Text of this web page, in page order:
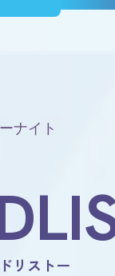
ナイト
リストー